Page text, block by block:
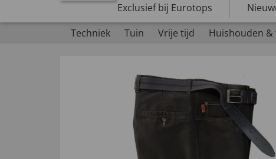
Exclusief bij Eurotops
Techniek
Tuin Vrije tijd Huishouden &